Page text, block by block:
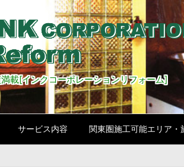
載[インクコーポレーションリフォーム]
サービス内容 関東圏施工可能エリア・